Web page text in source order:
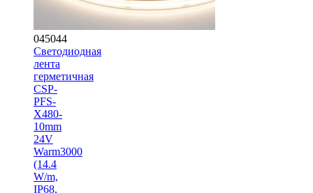
045044
Светодиодная
лента
герметичная
CSP-
PFS-
X480-
10mm
24V
Warm3000
(14.4
W/m,
IP68,